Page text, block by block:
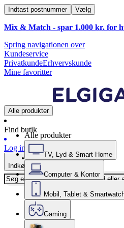
Indtast postnummer Vælg
Mix & Match - spar 1.000 kr. for
Spring navigationen over
Kundeservice
PrivatkundeErhvervskunde
Mine favoritter
Alle produkter
Find butik
Log ind
Indkøbskurv
Alle produkter
TV, Lyd & Smart Home
Computer & Kontor
Mobil, Tablet &
Gaming